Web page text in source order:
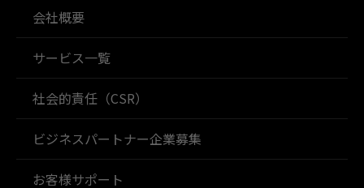
会社概要
サービス一覧
社会的責任（CSR）
ビジネスパートナー企業募集
お客様サポート